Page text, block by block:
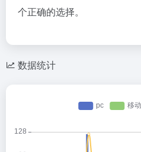
个正确的选择。
数据统计